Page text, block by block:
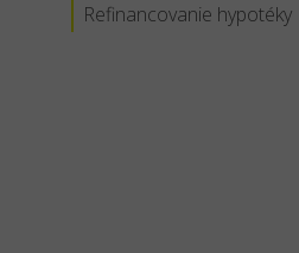
Refinancovanie hypotéky